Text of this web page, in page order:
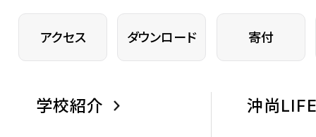
アクセス ダウンロード 寄付
学校紹介 沖尚